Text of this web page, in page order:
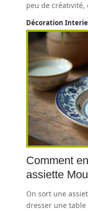
peu de créativité,
Décoration
Comment
assiette
On sort une
dresser une